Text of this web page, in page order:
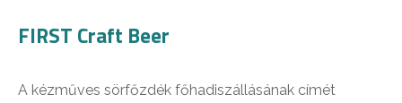
FIRST Craft Beer
A kézműves sörfőzdék főhadiszállásának címét